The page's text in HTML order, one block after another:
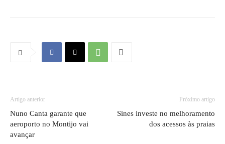
Artigo anterior
Nuno Canta garante que
aeroporto no Montijo vai
avançar
Próximo artigo
Sines investe no melhoramento
dos acessos às praias